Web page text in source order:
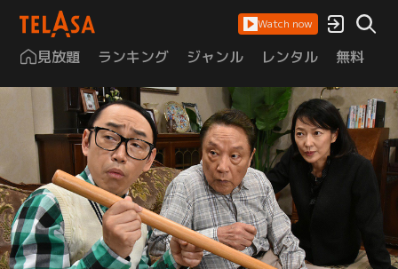
Watch now
見放題 ランキング ジャンル レンタル 無料